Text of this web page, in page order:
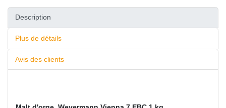
Description
Plus de détails
Avis des clients